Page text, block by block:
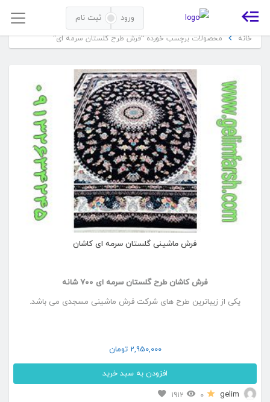
ورود ثبت نام
فرش طرح گلستان سرمه ای
خانه محصولات برچسب خورده “فرش طرح گلستان سرمه ای”
فرش ماشینی گلستان سرمه ای کاشان
فرش کاشان طرح گلستان سرمه ای ۷۰۰ شانه
یکی از زیباترین طرح های شرکت فرش ماشینی مسجدی می باشد.
2,950,000 تومان
افزودن به سبد خرید
gelim
0
1912